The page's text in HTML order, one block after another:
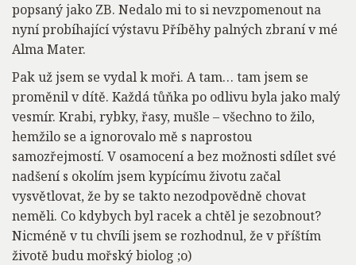
popsaný jako ZB. Nedalo mi to si nevzpomenout na
nyní probíhající výstavu Příběhy palných zbraní v mé
Alma Mater.
Pak už jsem se vydal k moři. A tam… tam jsem se
proměnil v dítě. Každá tůňka po odlivu byla jako malý
vesmír. Krabi, rybky, řasy, mušle – všechno to žilo,
hemžilo se a ignorovalo mě s naprostou
samozřejmostí. V osamocení a bez možnosti sdílet své
nadšení s okolím jsem kypícímu životu začal
vysvětlovat, že by se takto nezodpovědně chovat
neměli. Co kdybych byl racek a chtěl je sezobnout?
Nicméně v tu chvíli jsem se rozhodnul, že v příštím
životě budu mořský biolog ;o)